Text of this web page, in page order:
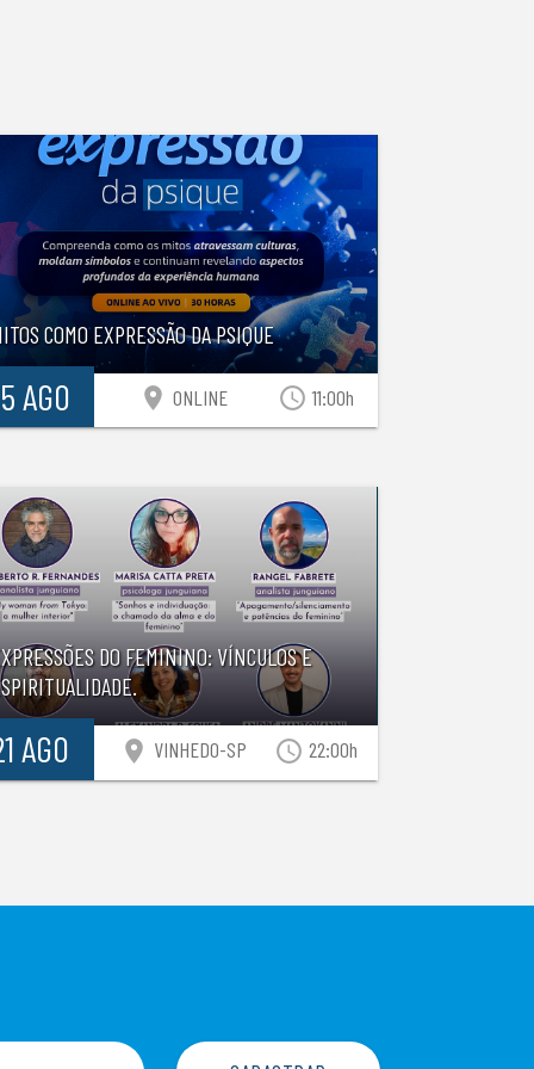
COMO EXPRESSÃO DA PSIQUE
AGO location_on ONLINE access_time 11:00h
DO FEMININO: VÍNCULOS E
AGO location_on VINHEDO-SP access_time 22:00h